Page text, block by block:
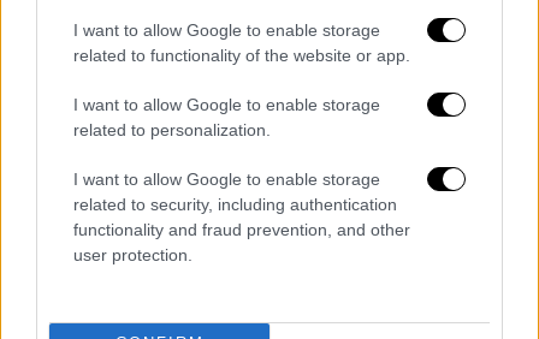
I want to allow Google to enable storage
related to functionality of the website or app.
I want to allow Google to enable storage
related to personalization.
I want to allow Google to enable storage
related to security, including authentication
functionality and fraud prevention, and other
user protection.
1ος ΟΜΙΛΟΣ
Πόρτο (Πορτογαλία)
Αλ Αχλί (Αίγυπτος)
Ίντερ Μαϊάμι (ΗΠΑ)
2ος ΟΜΙΛΟΣ
Ατλέτικο Μαδρίτης (Ισπανία)